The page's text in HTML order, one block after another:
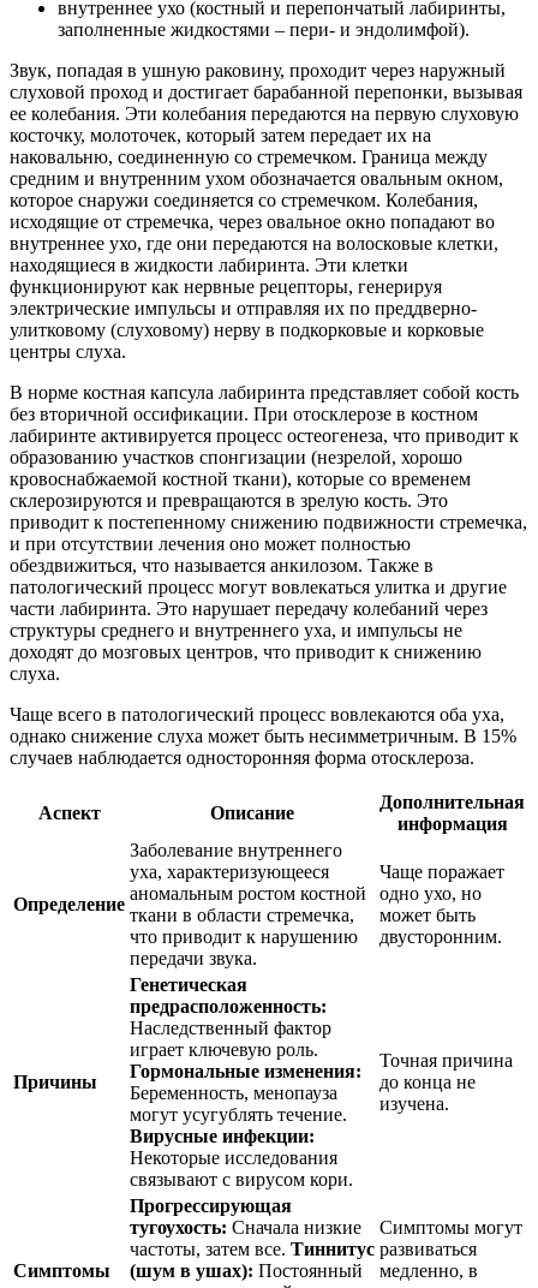
внутреннее ухо (костный и перепончатый лабиринты,
заполненные жидкостями – пери- и эндолимфой).
Звук, попадая в ушную раковину, проходит через наружный
слуховой проход и достигает барабанной перепонки, вызывая
ее колебания. Эти колебания передаются на первую слуховую
косточку, молоточек, который затем передает их на
наковальню, соединенную со стремечком. Граница между
средним и внутренним ухом обозначается овальным окном,
которое снаружи соединяется со стремечком. Колебания,
исходящие от стремечка, через овальное окно попадают во
внутреннее ухо, где они передаются на волосковые клетки,
находящиеся в жидкости лабиринта. Эти клетки
функционируют как нервные рецепторы, генерируя
электрические импульсы и отправляя их по преддверно-
улитковому (слуховому) нерву в подкорковые и корковые
центры слуха.
В норме костная капсула лабиринта представляет собой кость
без вторичной оссификации. При отосклерозе в костном
лабиринте активируется процесс остеогенеза, что приводит к
образованию участков спонгизации (незрелой, хорошо
кровоснабжаемой костной ткани), которые со временем
склерозируются и превращаются в зрелую кость. Это
приводит к постепенному снижению подвижности стремечка,
и при отсутствии лечения оно может полностью
обездвижиться, что называется анкилозом. Также в
патологический процесс могут вовлекаться улитка и другие
части лабиринта. Это нарушает передачу колебаний через
структуры среднего и внутреннего уха, и импульсы не
доходят до мозговых центров, что приводит к снижению
слуха.
Чаще всего в патологический процесс вовлекаются оба уха,
однако снижение слуха может быть несимметричным. В 15%
случаев наблюдается односторонняя форма отосклероза.
Аспект Описание
Дополнительная
информация
Определение
Заболевание внутреннего
уха, характеризующееся
аномальным ростом костной
ткани в области стремечка,
что приводит к нарушению
передачи звука.
Чаще поражает
одно ухо, но
может быть
двусторонним.
Причины
Генетическая
предрасположенность:
Наследственный фактор
играет ключевую роль.
Гормональные изменения:
Беременность, менопауза
могут усугублять течение.
Вирусные инфекции:
Некоторые исследования
связывают с вирусом кори.
Точная причина
до конца не
изучена.
Симптомы
Прогрессирующая
тугоухость: Сначала низкие
частоты, затем все. Тиннитус
(шум в ушах): Постоянный
Симптомы могут
развиваться
медленно, в